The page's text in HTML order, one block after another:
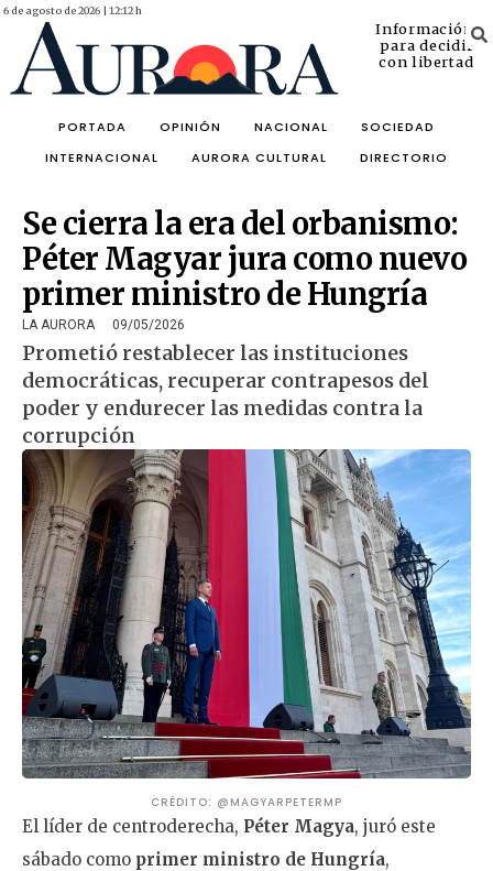
6 de agosto de 2026 | 12:12 h
Información
para decidir
con libertad
PORTADA OPINIÓN NACIONAL
SOCIEDAD
INTERNACIONAL
AURORA CULTURAL DIRECTORIO
Se cierra la era del orbanismo:
Péter Magyar jura como nuevo
primer ministro de Hungría
LA AURORA 09/05/2026
Prometió restablecer las instituciones
democráticas, recuperar contrapesos del
poder y endurecer las medidas contra la
corrupción
CRÉDITO: @MAGYARPETERMP
El líder de centroderecha, Péter Magya, juró este
sábado como primer ministro de Hungría,